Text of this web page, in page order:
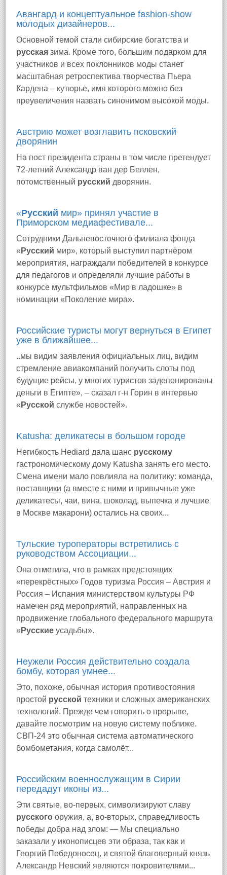
Авангард и концептуальное fashion-show
молодых дизайнеров...
Основной темой стали сибирские богатства и
русская зима. Кроме того, большим подарком для
участников и всех поклонников моды станет
масштабная ретроспектива творчества Пьера
Кардена – кутюрье, имя которого можно без
преувеличения назвать синонимом высокой моды.
Австрию может возглавить псковский
дворянин
На пост президента страны в том числе претендует
72-летний Александр ван дер Беллен,
потомственный русский дворянин.
«Русский мир» принял участие в
Приморском медиафестивале...
Сотрудники Дальневосточного филиала фонда
« Русский мир», который выступил партнёром
мероприятия, награждали победителей в конкурсе
для педагогов и определяли лучшие работы в
конкурсе мультфильмов «Мир в ладошке» в
номинации «Поколение мира».
Российские туристы могут вернуться в Египет
уже в ближайшее...
..мы видим заявления официальных лиц, видим
стремление авиакомпаний получить слоты под
будущие рейсы, у многих туристов задепонированы
деньги в Египте», – сказал г-н Горин в интервью
« Русской службе новостей».
Katusha: деликатесы в большом городе
Негибкость Hediard дала шанс русскому
гастрономическому дому Katusha занять его место.
Смена имени мало повлияла на политику: команда,
поставщики (а вместе с ними и привычные уже
деликатесы, чаи, вина, шоколад, выпечка и лучшие
в Москве макарони) остались на своих...
Тульские туроператоры встретились с
руководством Ассоциации...
Она отметила, что в рамках предстоящих
«перекрёстных» Годов туризма Россия – Австрия и
Россия – Испания министерством культуры РФ
намечен ряд мероприятий, направленных на
продвижение глобального федерального маршрута
« Русские усадьбы».
Неужели Россия действительно создала
бомбу, которая умнее...
Это, похоже, обычная история противостояния
простой русской техники и сложных американских
технологий. Прежде чем говорить о прорыве,
давайте посмотрим на новую систему поближе.
СВП-24 это обычная система автоматического
бомбометания, когда самолёт...
Российским военнослужащим в Сирии
передадут иконы из...
Эти святые, во-первых, символизируют славу
русского оружия, а, во-вторых, справедливость
победы добра над злом: — Мы специально
заказали у иконописцев эти образа, так как и
Георгий Победоносец, и святой благоверный князь
Александр Невский являются покровителями...